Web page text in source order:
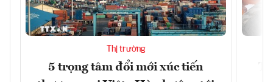
Thị trường
5 trọng tâm đổi mới xúc tiến